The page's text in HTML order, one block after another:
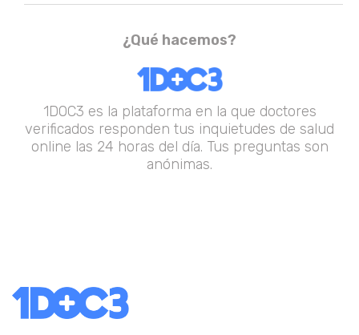
¿Qué hacemos?
1DOC3 es la plataforma en la que doctores
verificados responden tus inquietudes de salud
online las 24 horas del día. Tus preguntas son
anónimas.